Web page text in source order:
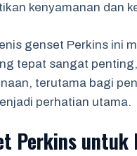
kenyamanan dan
genset Perkins ini
tepat sangat
terutama bagi
perhatian utama.
Perkins